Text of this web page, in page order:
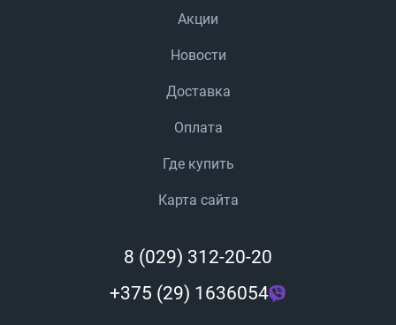
Акции
Новости
Доставка
Оплата
Где купить
Карта сайта
8 (029) 312-20-20
+375 (29) 1636054